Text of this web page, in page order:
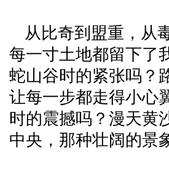
从比奇到盟重，从
每一寸土地都留下了
蛇山谷时的紧张吗？
让每一步都走得小心
时的震撼吗？漫天黄
中央，那种壮阔的景